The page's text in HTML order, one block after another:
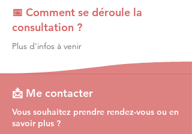
📅 Comment se déroule la
consultation ?
Plus d'infos à venir
📩 Me contacter
Vous souhaitez prendre rendez-vous ou en
savoir plus ?